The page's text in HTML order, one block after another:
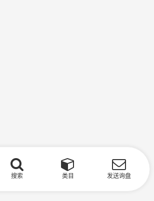
搜索 类目 发送询盘